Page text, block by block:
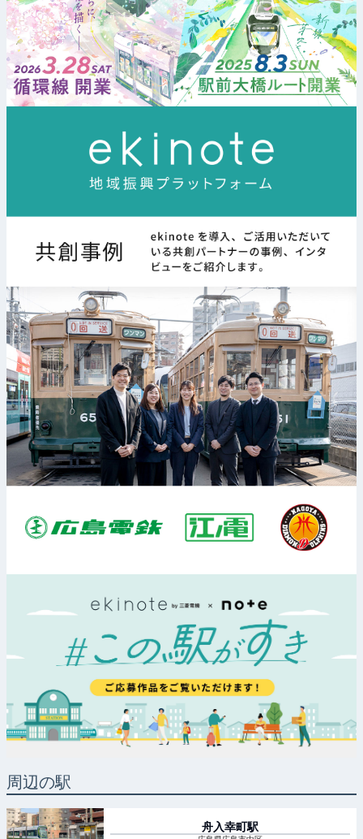
周辺の駅
舟入幸町駅